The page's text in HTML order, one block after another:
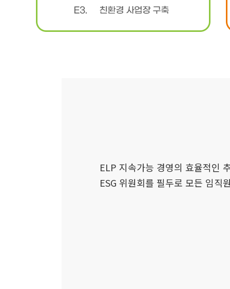
ELP 지속가능 경영의 효율적인
ESG 위원회를 필두로 모든 임직